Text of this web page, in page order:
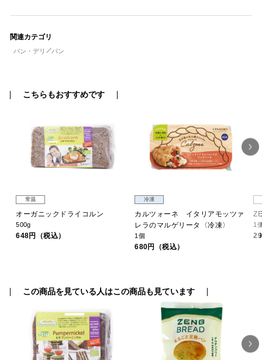
関連カテゴリ
パン・デリ パン
こちらもおすすめです
常温
オーガニックドライコルン
500g
648円（税込）
冷凍
カルツォーネ イタリアモッツァ
レラのマルゲリータ〈冷凍〉
1個
680円（税込）
1
この商品を見ている人はこの商品も見ています